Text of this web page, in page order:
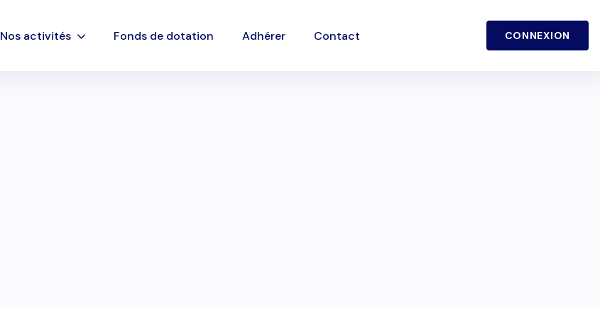
Nos activités Fonds de dotation Adhérer Contact CONNEXION